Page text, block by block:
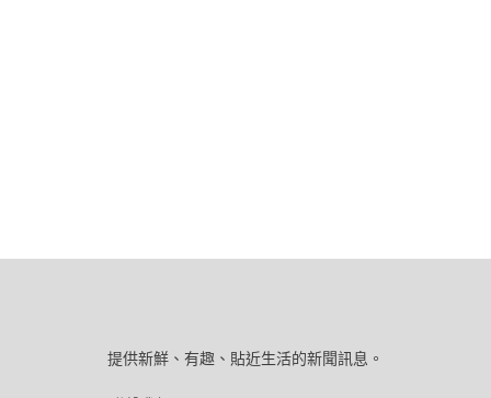
提供新鮮、有趣、貼近生活的新聞訊息。